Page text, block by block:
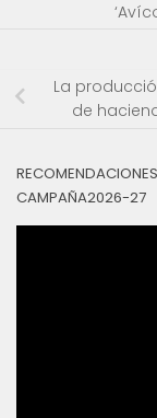
La
de
CAMPAÑA2026-27